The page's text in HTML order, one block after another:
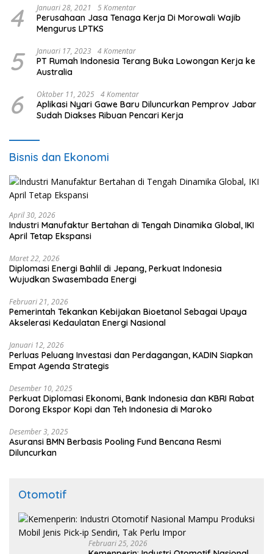
4 Januari 28, 2021 5 Komentar
Perusahaan Jasa Tenaga Kerja Di Morowali Wajib
Mengurus LPTKS
5 Januari 17, 2023 4 Komentar
PT Rumah Indonesia Terang Buka Lowongan Kerja ke
Australia
6 Oktober 11, 2025 4 Komentar
Aplikasi Nyari Gawe Baru Diluncurkan Pemprov Jabar
Sudah Diakses Ribuan Pencari Kerja
Bisnis dan Ekonomi
April 30, 2026
Industri Manufaktur Bertahan di Tengah Dinamika Global, IKI
April Tetap Ekspansi
Maret 22, 2026
Diplomasi Energi Bahlil di Jepang, Perkuat Indonesia
Wujudkan Swasembada Energi
Februari 21, 2026
Pemerintah Tekankan Kebijakan Bioetanol Sebagai Upaya
Akselerasi Kedaulatan Energi Nasional
Januari 12, 2026
Perluas Peluang Investasi dan Perdagangan, KADIN Siapkan
Empat Agenda Strategis
Desember 10, 2025
Perkuat Diplomasi Ekonomi, Bank Indonesia dan KBRI Rabat
Dorong Ekspor Kopi dan Teh Indonesia di Maroko
Desember 3, 2025
Asuransi BMN Berbasis Pooling Fund Bencana Resmi
Diluncurkan
Otomotif
Februari 25, 2026